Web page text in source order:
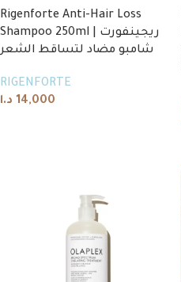
Rigenforte Anti-Hair Loss
Shampoo 250ml | ريجينفورت
شامبو مضاد لتساقط الشعر
RIGENFORTE
14,000 د.ا